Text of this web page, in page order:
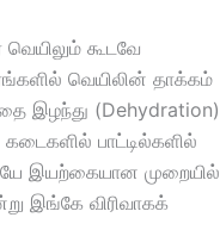
கூடவே
வெயிலின் தாக்கம்
இழந்து
பாட்டில்களில்
இயற்கையான முறையில்
இங்கே விரிவாகக்